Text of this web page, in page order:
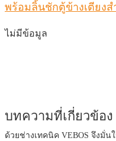
พร้อมลิ้นชักตู้ข้างเตียงส
ไม่มีข้อมูล
บทความที่เกี่ยวข้อง
ด้วยช่างเทคนิค VEBOS จึงมั่น